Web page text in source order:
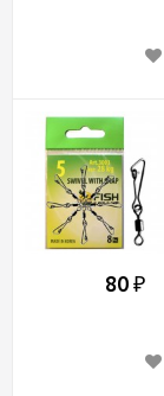
80 ₽